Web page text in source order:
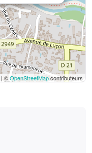
| ©OpenStreetMapcontributeurs